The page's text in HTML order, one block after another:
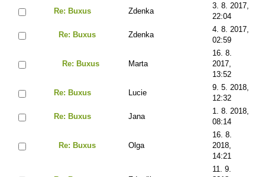
Re: Buxus Zdenka
3. 8. 2017,
22:04
Re: Buxus Zdenka
4. 8. 2017,
02:59
Re: Buxus Marta
16. 8.
2017,
13:52
Re: Buxus Lucie
9. 5. 2018,
12:32
Re: Buxus Jana
1. 8. 2018,
08:14
Re: Buxus Olga
16. 8.
2018,
14:21
11. 9.